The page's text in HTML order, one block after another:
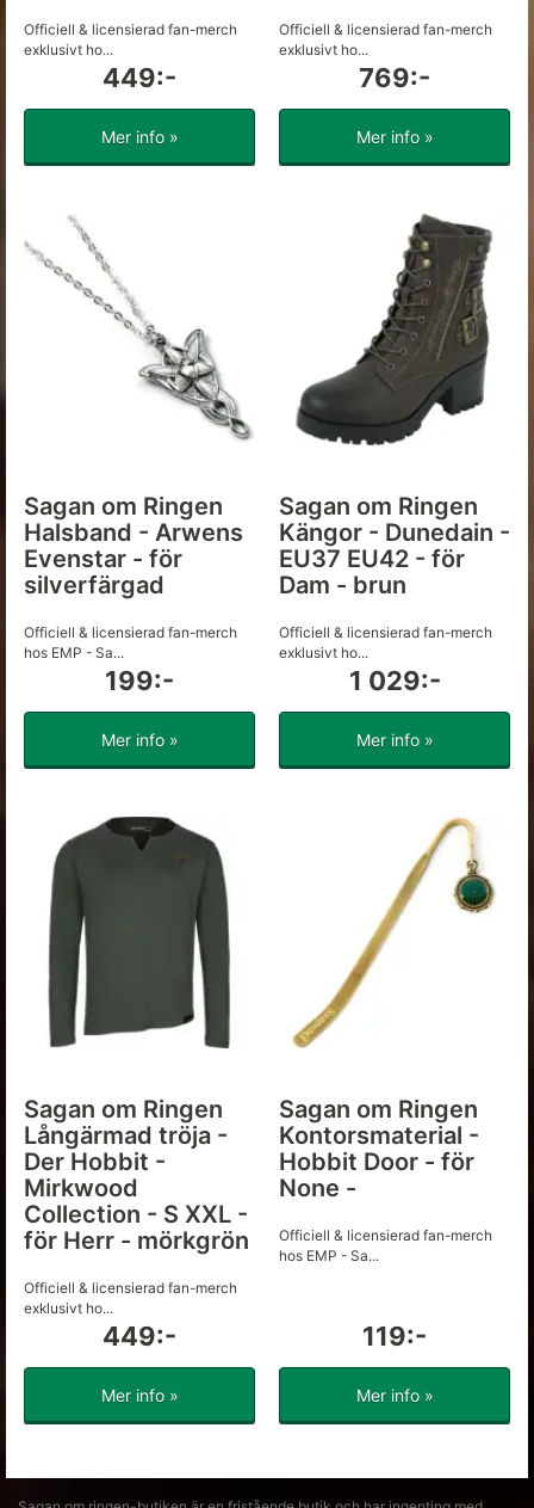
Officiell & licensierad fan-merch
exklusivt ho...
449:-
Mer info »
Officiell & licensierad fan-merch
exklusivt ho...
769:-
Mer info »
Sagan om Ringen
Halsband - Arwens
Evenstar - för
silverfärgad
Officiell & licensierad fan-merch
hos EMP - Sa...
199:-
Mer info »
Sagan om Ringen
Kängor - Dunedain -
EU37 EU42 - för
Dam - brun
Officiell & licensierad fan-merch
exklusivt ho...
1 029:-
Mer info »
Sagan om Ringen
Långärmad tröja -
Der Hobbit -
Mirkwood
Collection - S XXL -
för Herr - mörkgrön
Officiell & licensierad fan-merch
exklusivt ho...
449:-
Mer info »
Sagan om Ringen
Kontorsmaterial -
Hobbit Door - för
None -
Officiell & licensierad fan-merch
hos EMP - Sa...
119:-
Mer info »